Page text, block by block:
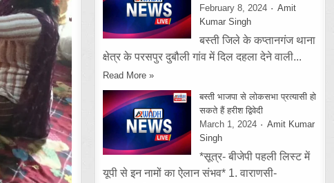
February 8, 2024
Amit
Kumar Singh
बस्ती जिले के कप्तानगंज थाना
क्षेत्र के परसपुर दुबौली गांव में दिल दहला देने वाली...
Read More »
बस्ती भाजपा से लोकसभा प्रत्यासी हो
सकते हैं हरीश द्विवेदी
March 1, 2024
Amit Kumar
Singh
*सूत्र- बीजेपी पहली लिस्ट में
यूपी से इन नामों का ऐलान संभव* 1. वाराणसी-